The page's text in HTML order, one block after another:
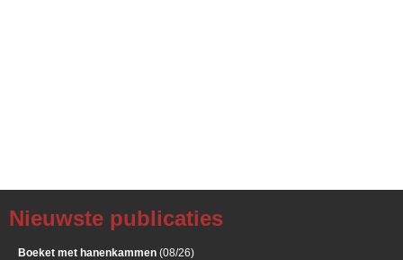
Nieuwste publicaties
Boeket met hanenkammen (08/26)